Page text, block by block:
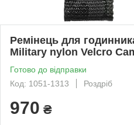
Ремінець для
Military nylon Velcro
Готово до відправки
Код: 1051-1313
Роздріб
970 ₴